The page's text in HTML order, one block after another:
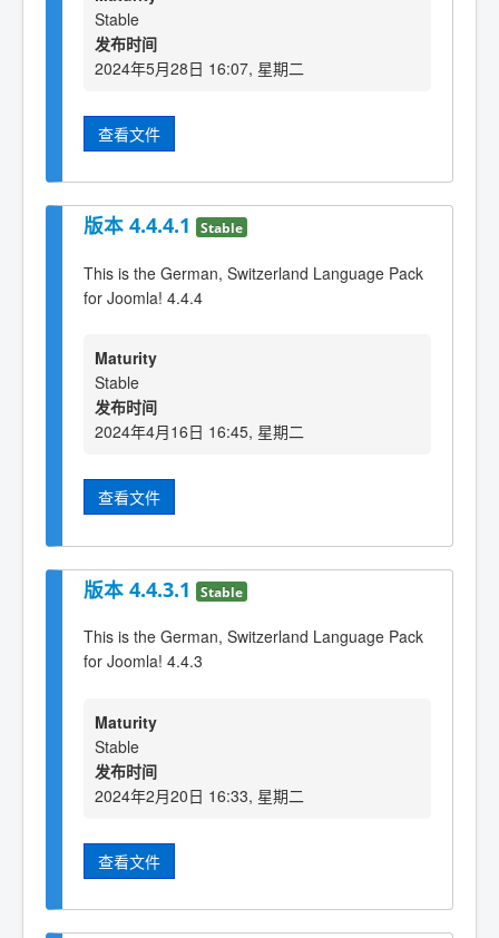
Stable
发布时间
2024年5月28日 16:07, 星期二
查看文件
版本 4.4.4.1 Stable
This is the German, Switzerland Language Pack
for Joomla! 4.4.4
Maturity
Stable
发布时间
2024年4月16日 16:45, 星期二
查看文件
版本 4.4.3.1 Stable
This is the German, Switzerland Language Pack
for Joomla! 4.4.3
Maturity
Stable
发布时间
2024年2月20日 16:33, 星期二
查看文件